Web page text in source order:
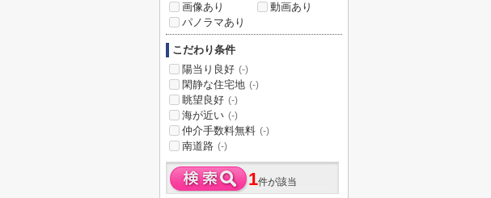
画像あり
動画あり
パノラマあり
こだわり条件
陽当り良好 (-)
閑静な住宅地 (-)
眺望良好 (-)
海が近い (-)
仲介手数料無料 (-)
南道路 (-)
1件が該当